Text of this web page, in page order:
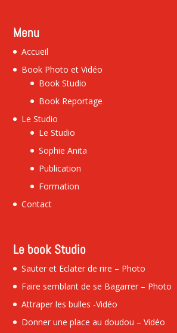
Menu
Accueil
Book Photo et Vidéo
Book Studio
Book Reportage
Le Studio
Le Studio
Sophie Anita
Publication
Formation
Contact
Le book Studio
Sauter et Eclater de rire – Photo
Faire semblant de se Bagarrer – Photo
Attraper les bulles -Vidéo
Donner une place au doudou – Vidéo